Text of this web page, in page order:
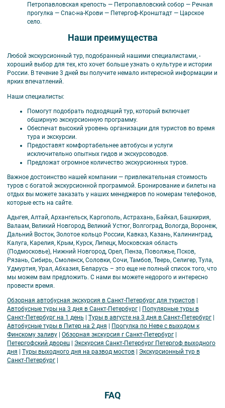
Петропавловская крепость — Петропавловский собор — Речная
прогулка — Спас-на-Крови — Петергоф-Кронштадт — Царское
село.
Наши преимущества
Любой экскурсионный тур, подобранный нашими специалистами, -
хороший выбор для тех, кто хочет больше узнать о культуре и истории
России. В течение 3 дней вы получите немало интересной информации и
ярких впечатлений.
Наши специалисты:
Помогут подобрать подходящий тур, который включает
обширную экскурсионную программу.
Обеспечат высокий уровень организации для туристов во время
тура и экскурсии.
Предоставят комфортабельнее автобусы и услуги
исключительно опытных гидов и экскурсоводов.
Предложат огромное количество экскурсионных туров.
Важное достоинство нашей компании — привлекательная стоимость
туров с богатой экскурсионной программой. Бронирование и билеты на
отдых вы можете заказать у наших менеджеров по номерам телефонов,
которые есть на сайте.
Адыгея, Алтай, Архангельск, Каргополь, Астрахань, Байкал, Башкирия,
Валаам, Великий Новгород, Великий Устюг, Волгоград, Вологда, Воронеж,
Дальний Восток, Золотое кольцо России, Кавказ, Казань, Калининград,
Калуга, Карелия, Крым, Курск, Липецк, Московская область
(Подмосковье), Нижний Новгород, Орел, Пенза, Поволжье, Псков,
Рязань, Сибирь, Смоленск, Соловки, Сочи, Тамбов, Тверь, Селигер, Тула,
Удмуртия, Урал, Абхазия, Беларусь – это еще не полный список того, что
мы можем вам предложить. С нами вы можете недорого и интересно
провести время.
Обзорная автобусная экскурсия в Санкт-Петербург для туристов
Автобусные туры на 3 дня в Санкт-Петербург
Популярные туры в
Санкт-Петербург на 1 день
Туры в августе на 3 дня в Санкт-Петербург
Автобусные туры в Питер на 2 дня
Прогулка по Неве с выходом к
Финскому заливу
Обзорная экскурсия г Санкт-Петербург
Петергофский дворец
Экскурсия Санкт-Петербург Петергоф выходного
дня
Туры выходного дня на развод мостов
Экскурсионный тур в
Санкт-Петербург
FAQ